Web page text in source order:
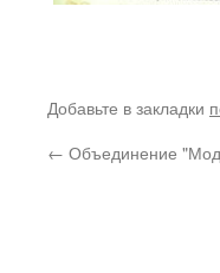
Добавьте в закладки
← Объединение